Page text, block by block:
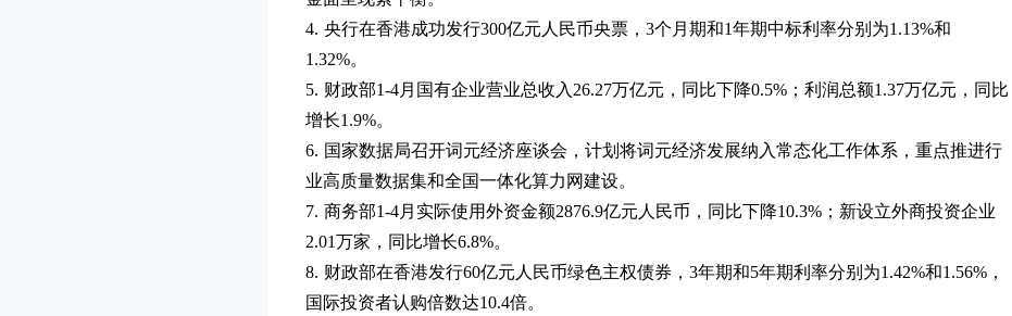
4. 央行在香港成功发行300亿元人民币央票，3个月期和1年期中标利率分别为1.13%和
1.32%。
5. 财政部1-4月国有企业营业总收入26.27万亿元，同比下降0.5%；利润总额1.37万亿元，同比
增长1.9%。
6. 国家数据局召开词元经济座谈会，计划将词元经济发展纳入常态化工作体系，重点推进行
业高质量数据集和全国一体化算力网建设。
7. 商务部1-4月实际使用外资金额2876.9亿元人民币，同比下降10.3%；新设立外商投资企业
2.01万家，同比增长6.8%。
8. 财政部在香港发行60亿元人民币绿色主权债券，3年期和5年期利率分别为1.42%和1.56%，
国际投资者认购倍数达10.4倍。